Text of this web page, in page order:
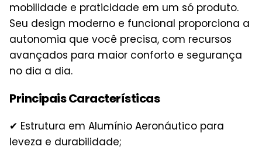
mobilidade e praticidade em um só produto.
Seu design moderno e funcional proporciona a
autonomia que você precisa, com recursos
avançados para maior conforto e segurança
no dia a dia.
Principais Características
✔ Estrutura em Alumínio Aeronáutico para
leveza e durabilidade;